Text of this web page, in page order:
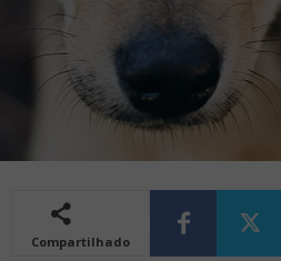
Compartilhado